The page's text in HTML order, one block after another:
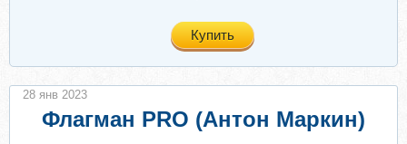
Купить
Флагман PRO (Антон Маркин)
28 янв 2023